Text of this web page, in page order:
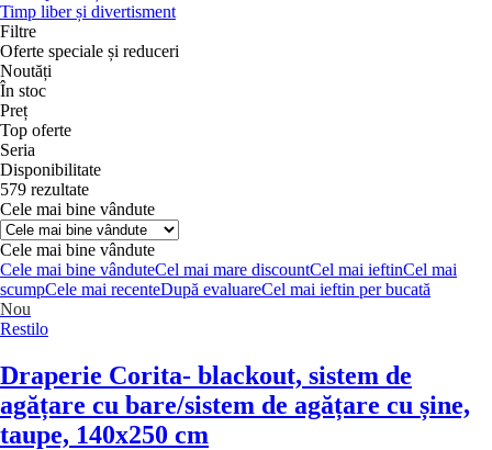
Timp liber și divertisment
Filtre
Oferte speciale și reduceri
Noutăți
În stoc
Preț
Top oferte
Seria
Disponibilitate
579 rezultate
Cele mai bine vândute
Cele mai bine vândute
Cele mai bine vânduteCel mai mare discountCel mai ieftinCel mai
scumpCele mai recenteDupă evaluareCel mai ieftin per bucată
Nou
Restilo
Draperie Corita- blackout, sistem de
agățare cu bare/sistem de agățare cu șine,
taupe, 140x250 cm